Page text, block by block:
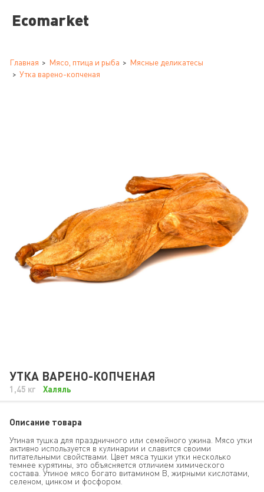
Ecomarket
Главная Мясо, птица и рыба
Мясные деликатесы
Утка варено-копченая
УТКА ВАРЕНО-КОПЧЕНАЯ
1,45 кг Халяль
Описание товара
Утиная тушка для праздничного или семейного ужина. Мясо утки
активно используется в кулинарии и славится своими
питательными свойствами. Цвет мяса тушки утки несколько
темнее курятины, это объясняется отличием химического
состава. Утиное мясо богато витамином В, жирными кислотами,
селеном, цинком и фосфором.